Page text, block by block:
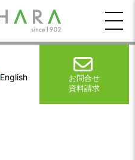
English
お問合せ
資料請求